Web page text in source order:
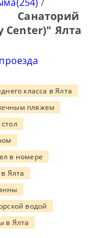
Санаторий
Center)" Ялта
класса в Ялта
пляжем
в номере
Ялта
водой
в Ялта